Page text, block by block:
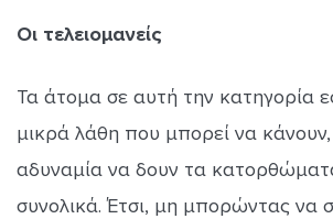
Οι τελειομανείς
Τα άτομα σε αυτή την κατηγορία
μικρά λάθη που μπορεί να κάνουν,
αδυναμία να δουν τα
συνολικά. Έτσι, μη μπορώντας να